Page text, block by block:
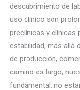
descubrimiento de
uso clínico son
preclínicas y clínicas
estabilidad, más allá
de producción,
camino es largo,
fundamental: no